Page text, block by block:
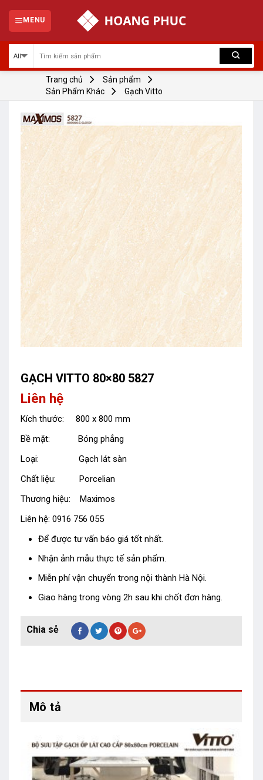
content
MENU
Trang chủ
Sản phẩm
Sản Phẩm Khác
Gạch Vitto
GẠCH VITTO 80×80 5827
Liên hệ
Kích thước: 800 x 800 mm
Bề mặt: Bóng phẳng
Loại: Gạch lát sàn
Chất liệu: Porcelian
Thương hiệu: Maximos
Liên hệ: 0916 756 055
Để được tư vấn báo giá tốt nhất.
Nhận ảnh mẫu thực tế sản phẩm.
Miễn phí vận chuyển trong nội thành Hà Nội.
Giao hàng trong vòng 2h sau khi chốt đơn hàng.
Mô tả